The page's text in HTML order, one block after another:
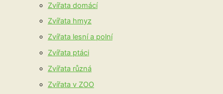
Zvířata domácí
Zvířata hmyz
Zvířata lesní a polní
Zvířata ptáci
Zvířata různá
Zvířata v ZOO